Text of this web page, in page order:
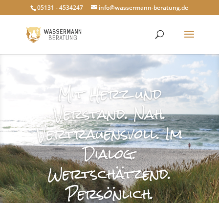
05131 - 4534247 info@wassermann-beratung.de
Mit Herz und
Verstand. Nah.
Vertrauensvoll. Im
Dialog.
Wertschätzend.
Persönlich.